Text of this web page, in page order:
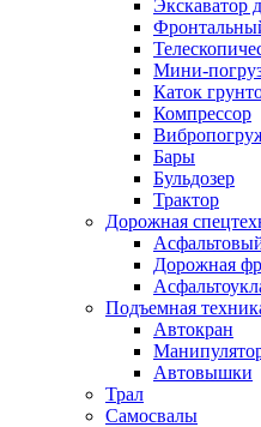
Экскаватор
Мини-
Каток
Компрессор
Бары
Бульдозер
Трактор
Дорожная
Дорожная
Подъемная
Автокран
Автовышки
Трал
Самосвалы